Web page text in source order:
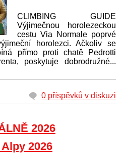
CLIMBING GUIDE
Výjimečnou horolezeckou
cestu Via Normale poprvé
horolezci. Ačkoliv se
přímo proti chatě Pedrotti
poskytuje dobrodružné...
0 příspěvků v diskuzi
2026
2026